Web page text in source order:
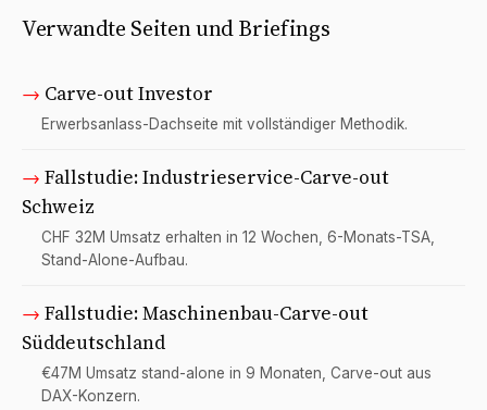
Verwandte Seiten und Briefings
→ Carve-out Investor
Erwerbsanlass-Dachseite mit vollständiger Methodik.
→ Fallstudie: Industrieservice-Carve-out
Schweiz
CHF 32M Umsatz erhalten in 12 Wochen, 6-Monats-TSA,
Stand-Alone-Aufbau.
→ Fallstudie: Maschinenbau-Carve-out
Süddeutschland
€47M Umsatz stand-alone in 9 Monaten, Carve-out aus
DAX-Konzern.